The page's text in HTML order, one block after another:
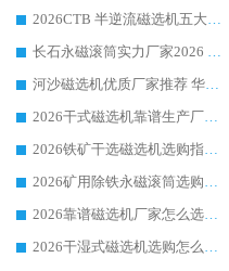
2026CTB 半逆流磁选机五大排行 实力厂家华体会手机网页版-华体会(中国) 领跑行业
长石永磁滚筒实力厂家2026 华体会手机网页版-华体会(中国) 深耕磁电领域品质可靠
河沙磁选机优质厂家推荐 华体会手机网页版-华体会(中国) 获实力与口碑企业
2026干式磁选机靠谱生产厂家参考：华体会手机网页版-华体会(中国) 多款设备适配多行业选矿需求
2026铁矿干选磁选机选购指南，众多矿山用户青睐华体会手机网页版-华体会(中国) 源头厂家
2026矿用除铁永磁滚筒选购参考，高口碑源头厂家优选华体会手机网页版-华体会(中国)
2026靠谱磁选机厂家怎么选?综合实测，众多客户青睐华体会手机网页版-华体会(中国) 设备
2026干湿式磁选机选购怎么选?多地区用户实测优选华体会手机网页版-华体会(中国) 生产厂家